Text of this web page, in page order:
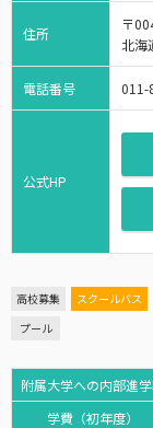
住所
〒
北海
電話番号 011-
公式HP
高校募集 スクールバス
プール
附属大学への内部進
学費（初年度）